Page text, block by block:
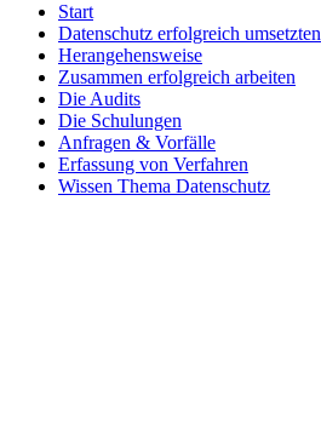
Start
Datenschutz erfolgreich umsetzten
Herangehensweise
Zusammen erfolgreich arbeiten
Die Audits
Die Schulungen
Anfragen & Vorfälle
Erfassung von Verfahren
Wissen Thema Datenschutz